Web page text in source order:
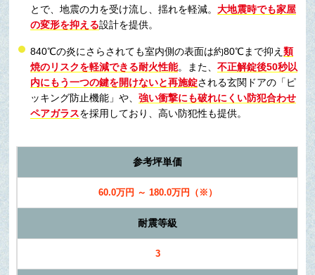
とで、地震の力を受け流し、揺れを軽減。大地震時でも家屋
の変形を抑える設計を提供。
840℃の炎にさらされても室内側の表面は約80℃まで抑え類
焼のリスクを軽減できる耐火性能。また、不正解錠後50秒以
内にもう一つの鍵を開けないと再施錠される玄関ドアの「ピ
ッキング防止機能」や、強い衝撃にも破れにくい防犯合わせ
ペアガラスを採用しており、高い防犯性も提供。
参考坪単価
60.0万円 ～ 180.0万円（※）
耐震等級
3